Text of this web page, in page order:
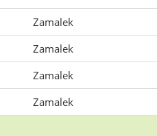
Zamalek
Zamalek
Zamalek
Zamalek